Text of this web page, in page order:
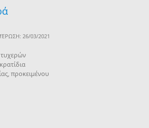
26/03/2021
προκειμένου